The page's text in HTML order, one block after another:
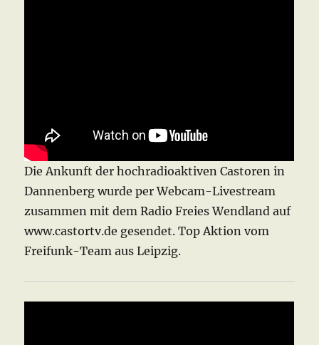
Die Ankunft der hochradioaktiven Castoren in
Dannenberg wurde per Webcam-Livestream
zusammen mit dem Radio Freies Wendland auf
www.castortv.de gesendet. Top Aktion vom
Freifunk-Team aus Leipzig.